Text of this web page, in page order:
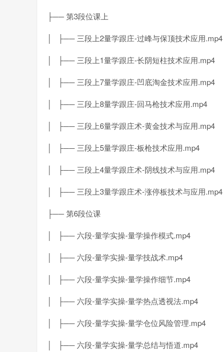
├── 第3段位课上
│ ├── 三段上2量学跟庄-过峰与保顶技术应用.mp4
│ ├── 三段上1量学跟庄-长阴短柱技术应用.mp4
│ ├── 三段上7量学跟庄-凹底淘金技术应用.mp4
│ ├── 三段上8量学跟庄-回马枪技术应用.mp4
│ ├── 三段上6量学跟庄术-黄金技术与应用.mp4
│ ├── 三段上5量学跟庄-板枪技术应用.mp4
│ ├── 三段上4量学跟庄术-阴线技术与应用.mp4
│ ├── 三段上3量学跟庄术-涨停板技术与应用.mp4
├── 第6段位课
│ ├── 六段-量学实操-量学操作模式.mp4
│ ├── 六段-量学实操-量学技战术.mp4
│ ├── 六段-量学实操-量学操作细节.mp4
│ ├── 六段-量学实操-量学热点透视法.mp4
│ ├── 六段-量学实操-量学仓位风险管理.mp4
│ ├── 六段-量学实操-量学总结与悟道.mp4